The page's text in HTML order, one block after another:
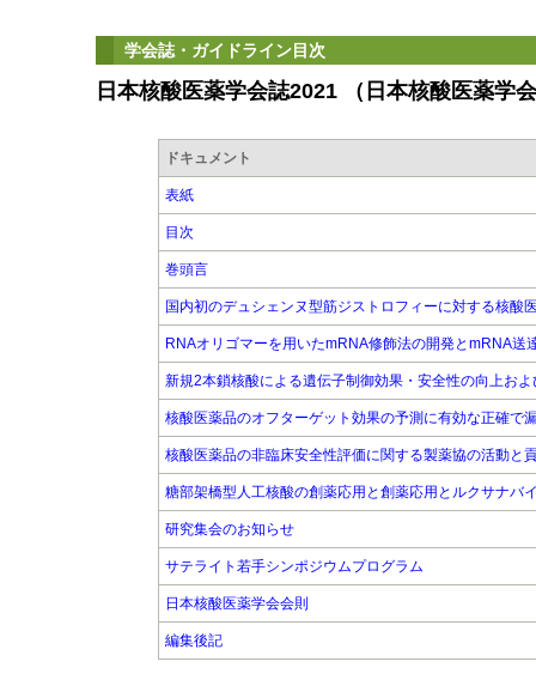
学会誌・ガイドライン目次
日本核酸医薬学会誌2021 （日本核酸医薬学
ドキュメント
表紙
目次
巻頭言
国内初のデュシェンヌ型筋ジストロフィーに対する核酸
RNAオリゴマーを用いたmRNA修飾法の開発とmRNA送
新規2本鎖核酸による遺伝子制御効果・安全性の向上お
核酸医薬品のオフターゲット効果の予測に有効な正確で
核酸医薬品の非臨床安全性評価に関する製薬協の活動と
糖部架橋型人工核酸の創薬応用と創薬応用とルクサナバ
研究集会のお知らせ
サテライト若手シンポジウムプログラム
日本核酸医薬学会会則
編集後記